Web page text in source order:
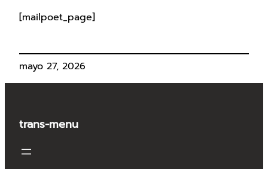
[mailpoet_page]
mayo 27, 2026
trans-menu